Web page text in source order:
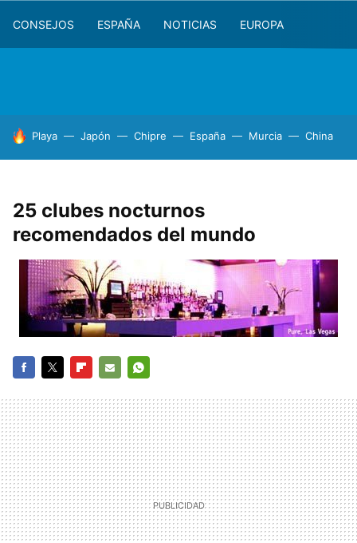
CONSEJOS ESPAÑA NOTICIAS EUROPA
HOY SE HABLA DE
Playa Japón Chipre España Murcia China
25 clubes nocturnos
recomendados del mundo
MAIL